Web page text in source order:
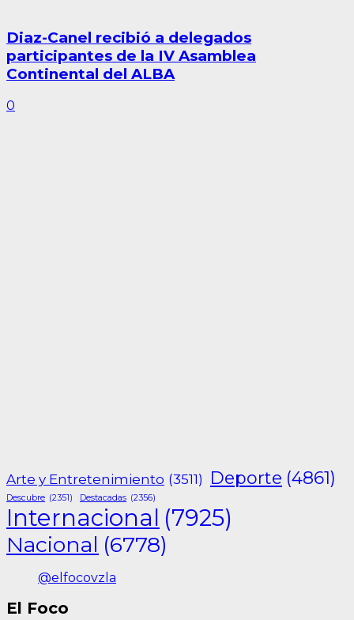
Diaz-Canel recibió a delegados
participantes de la IV Asamblea
Continental del ALBA
0
Arte y Entretenimiento (3511) Deporte (4861)
Descubre (2351) Destacadas (2356)
Internacional (7925)
Nacional (6778)
@elfocovzla
El Foco